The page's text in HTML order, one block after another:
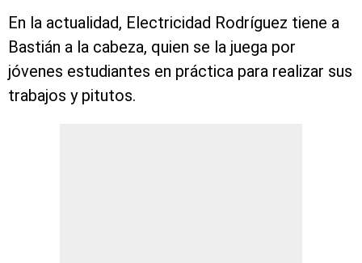
En la actualidad, Electricidad Rodríguez tiene a
Bastián a la cabeza, quien se la juega por
jóvenes estudiantes en práctica para realizar sus
trabajos y pitutos.